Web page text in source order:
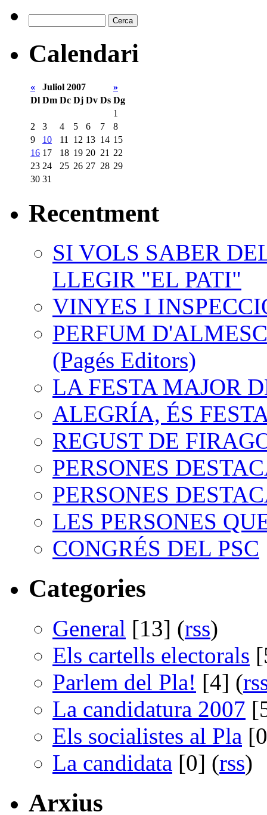
Calendari
« Juliol 2007
»
Dl Dm Dc Dj Dv Ds Dg
1
2
3 4 5 6 7
8
9
10 11 12 13 14 15
16 17 18 19 20 21 22
23 24 25 26 27 28 29
30 31
Recentment
SI VOLS SABER
LLEGIR "EL PATI"
VINYES I
PERFUM
(Pagés Editors)
LA FESTA MAJOR
ALEGRÍA, ÉS
REGUST DE
PERSONES
PERSONES
LES PERSONES
CONGRÉS DEL PSC
Categories
General [13] (rss)
Els cartells electorals
Parlem del Pla! [4] (
La candidatura 2007
Els socialistes al Pla
La candidata [0] (rss)
Arxius